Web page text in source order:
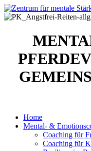
Home
Mental- &
Coaching für
Coaching für